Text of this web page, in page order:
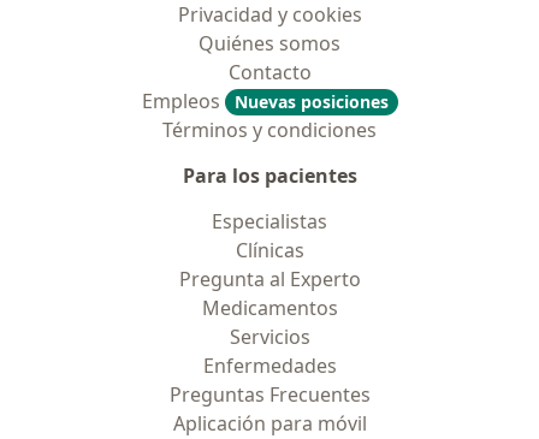
Privacidad y cookies
Quiénes somos
Contacto
Empleos
Nuevas posiciones
Términos y condiciones
Para los pacientes
Especialistas
Clínicas
Pregunta al Experto
Medicamentos
Servicios
Enfermedades
Preguntas Frecuentes
Aplicación para móvil